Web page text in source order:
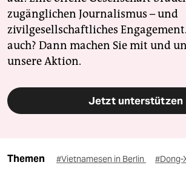
zugänglichen Journalismus – und
zivilgesellschaftliches
auch? Dann machen Sie mit und
unsere Aktion.
Jetzt unterstützen
Themen #Vietnamesen in Berlin #Dong-